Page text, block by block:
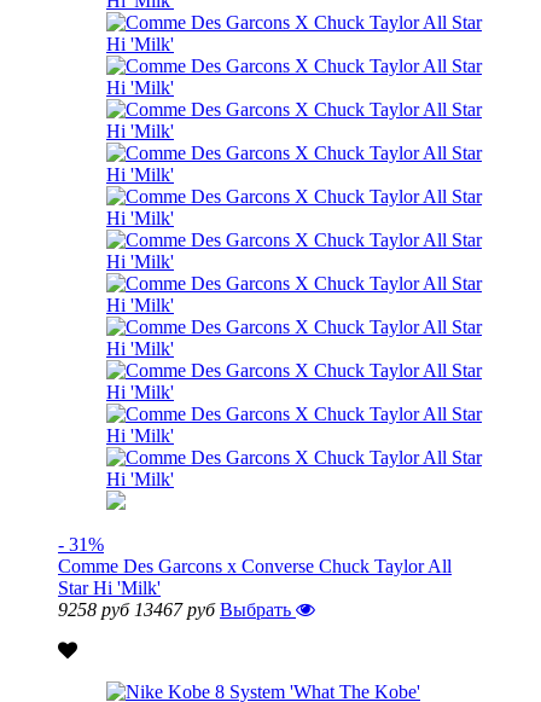
- 31%
Comme Des Garcons x Converse Chuck Taylor All
Star Hi 'Milk'
9258 руб 13467 руб Выбрать